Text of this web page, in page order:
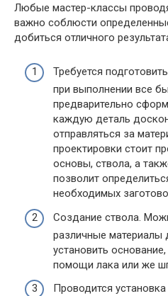
Любые мастер-классы
важно соблюсти
добиться отличного
Требуется
при выполнении все
предварительно
каждую деталь
отправляться за
проектировки стоит
основы, ствола, а
позволит
необходимых
Создание ствола.
различные материалы
установить
помощи лака или же
Проводится